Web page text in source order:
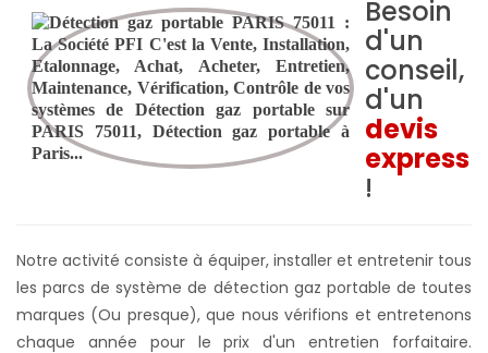
Besoin
d'un
conseil,
d'un
devis
express
!
Notre activité consiste à équiper, installer et entretenir tous
les parcs de système de détection gaz portable de toutes
marques (Ou presque), que nous vérifions et entretenons
chaque année pour le prix d'un entretien forfaitaire.